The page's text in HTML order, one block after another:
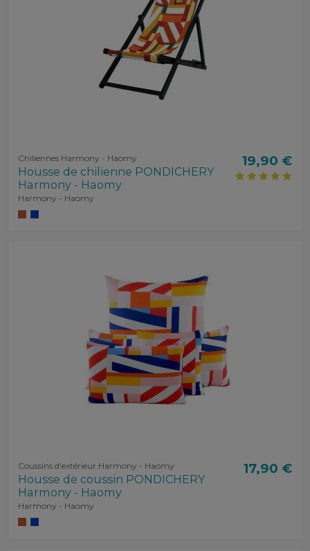
Chiliennes Harmony - Haomy
Housse de chilienne PONDICHERY
Harmony - Haomy
Harmony - Haomy
19,90 €
Coussins d'extérieur Harmony - Haomy
Housse de coussin PONDICHERY
Harmony - Haomy
Harmony - Haomy
17,90 €